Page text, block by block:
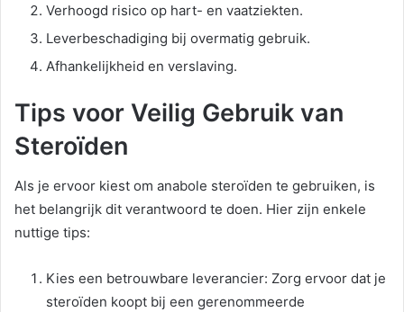
Verhoogd risico op hart- en vaatziekten.
Leverbeschadiging bij overmatig gebruik.
Afhankelijkheid en verslaving.
Tips voor Veilig Gebruik van
Steroïden
Als je ervoor kiest om anabole steroïden te gebruiken, is
het belangrijk dit verantwoord te doen. Hier zijn enkele
nuttige tips:
Kies een betrouwbare leverancier: Zorg ervoor dat je
steroïden koopt bij een gerenommeerde